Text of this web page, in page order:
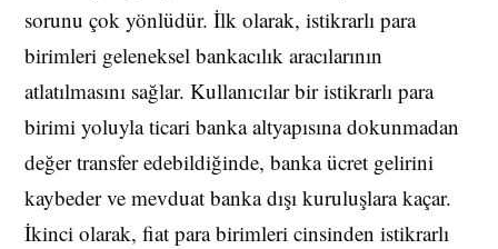
sorunu çok yönlüdür. İlk olarak, istikrarlı para
birimleri geleneksel bankacılık aracılarının
atlatılmasını sağlar. Kullanıcılar bir istikrarlı para
birimi yoluyla ticari banka altyapısına dokunmadan
değer transfer edebildiğinde, banka ücret gelirini
kaybeder ve mevduat banka dışı kuruluşlara kaçar.
İkinci olarak, fiat para birimleri cinsinden istikrarlı